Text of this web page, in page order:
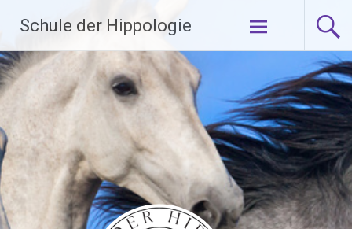
Inhalt
springen
Schule der Hippologie